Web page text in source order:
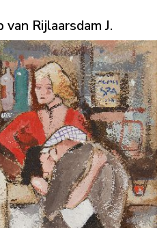
Rijlaarsdam J.